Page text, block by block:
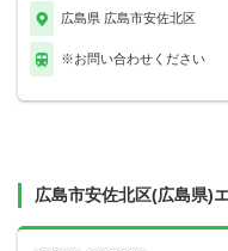
広島県 広島市安佐北区
※お問い合わせください
広島市安佐北区(広島県)